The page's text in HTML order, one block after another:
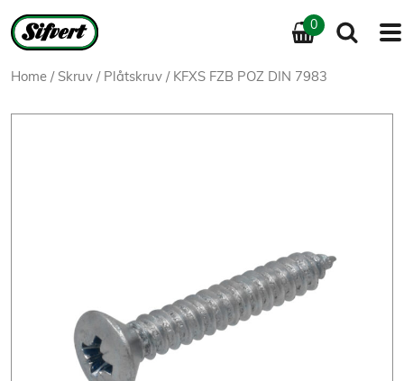
0
Home / Skruv / Plåtskruv / KFXS FZB POZ DIN 7983